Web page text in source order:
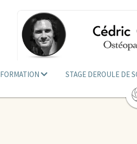
FORMATION STAGE DEROULE DE